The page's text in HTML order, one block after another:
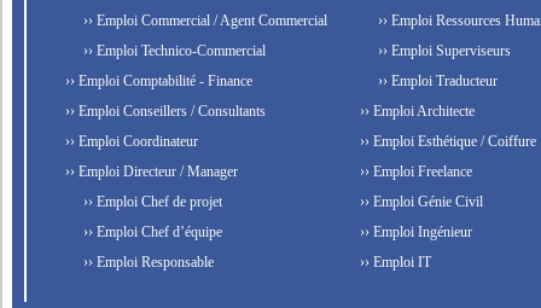
›› Emploi Commercial / Agent Commercial
›› Emploi Technico-Commercial
›› Emploi Comptabilité - Finance
›› Emploi Conseillers / Consultants
›› Emploi Coordinateur
›› Emploi Directeur / Manager
›› Emploi Chef de projet
›› Emploi Chef d’équipe
›› Emploi Responsable
›› Emploi Ressources
›› Emploi Superviseurs
›› Emploi Traducteur
›› Emploi Architecte
›› Emploi Esthétique / Coiffure
›› Emploi Freelance
›› Emploi Génie Civil
›› Emploi Ingénieur
›› Emploi IT